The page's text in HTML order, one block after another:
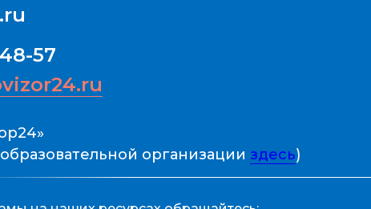
57
организации здесь)